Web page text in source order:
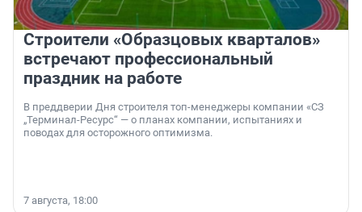
Строители «Образцовых кварталов»
встречают профессиональный
праздник на работе
В преддверии Дня строителя топ-менеджеры компании «СЗ
„Терминал-Ресурс“ — о планах компании, испытаниях и
поводах для осторожного оптимизма.
7 августа, 18:00